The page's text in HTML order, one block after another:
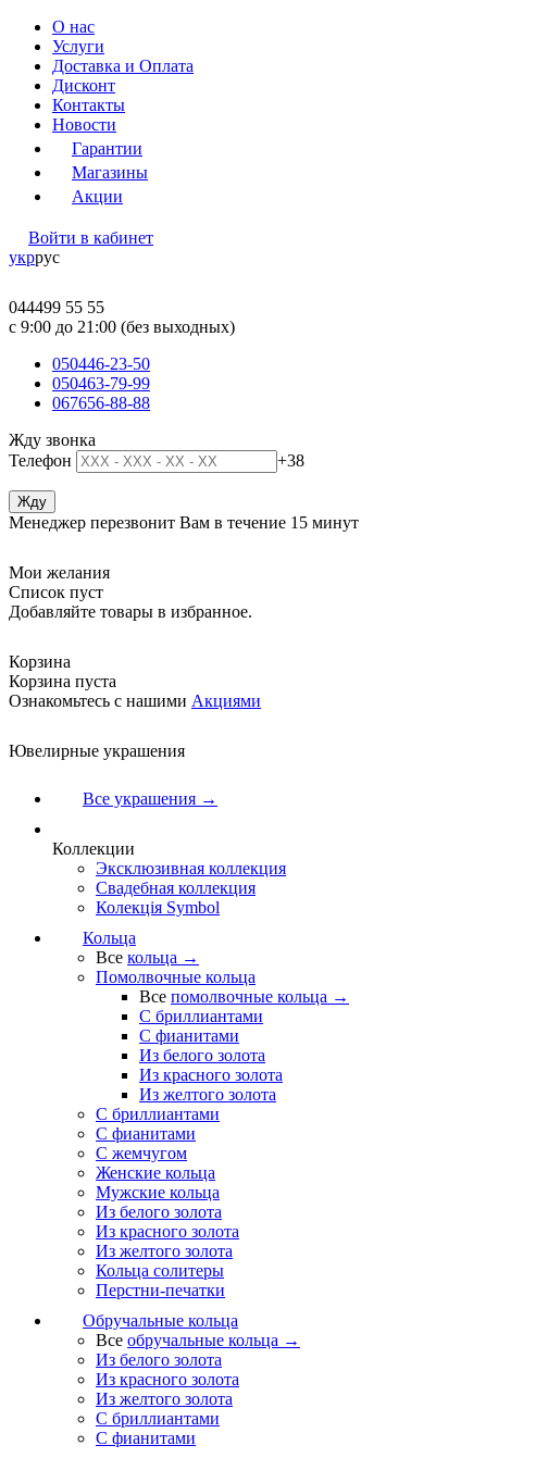
О нас
Услуги
Доставка и Оплата
Дисконт
Контакты
Новости
Гарантии
Магазины
Акции
Войти в кабинет
укррус
044499 55 55
c 9:00 до 21:00 (без выходных)
050446-23-50
050463-79-99
067656-88-88
Жду звонка
Телефон
+38
Менеджер перезвонит Вам в течение 15 минут
Мои желания
Список пуст
Добавляйте товары в избранное.
Корзина
Корзина пуста
Ознакомьтесь с нашими Акциями
Ювелирные украшения
Все украшения →
Коллекции
Эксклюзивная коллекция
Свадебная коллекция
Колекція Symbol
Кольца
Все кольца →
Помолвочные кольца
Все помолвочные кольца →
С бриллиантами
С фианитами
Из белого золота
Из красного золота
Из желтого золота
С бриллиантами
С фианитами
С жемчугом
Женские кольца
Мужские кольца
Из белого золота
Из красного золота
Из желтого золота
Кольца солитеры
Перстни-печатки
Обручальные кольца
Все обручальные кольца →
Из белого золота
Из красного золота
Из желтого золота
С бриллиантами
С фианитами